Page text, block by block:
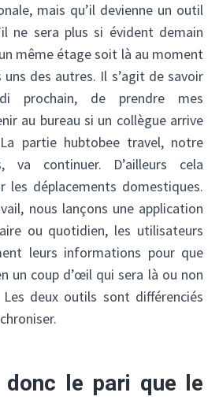
mais qu’il devienne un outil
ne sera plus si évident demain
même étage soit là au moment
des autres. Il s’agit de savoir
prochain, de prendre mes
au bureau si un collègue arrive
partie hubtobee travel, notre
va continuer. D’ailleurs cela
les déplacements domestiques.
nous lançons une application
ou quotidien, les utilisateurs
leurs informations pour que
un coup d’œil qui sera là ou non
deux outils sont différenciés
le pari que le